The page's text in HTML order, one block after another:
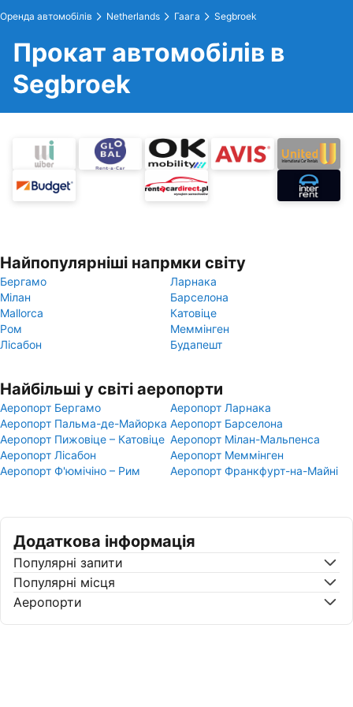
Оренда автомобілів Netherlands Гаага Segbroek
Прокат автомобілів в
Segbroek
Найпопулярніші напрмки світу
Бергамо
Ларнака
Мілан
Барселона
Mallorca
Катовіце
Ром
Меммінген
Лісабон
Будапешт
Найбільші у світі аеропорти
Аеропорт Бергамо
Аеропорт Ларнака
Аеропорт Пальма-де-Майорка Аеропорт Барселона
Аеропорт Пижовіце – Катовіце Аеропорт Мілан-Мальпенса
Аеропорт Лісабон
Аеропорт Меммінген
Аеропорт Ф'юмічіно – Рим
Аеропорт Франкфурт-на-Майні
Додаткова інформація
Популярні запити
Популярні місця
Аеропорти